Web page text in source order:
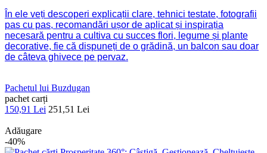
În ele veți descoperi explicații clare, tehnici testate, fotografii
pas cu pas, recomandări ușor de aplicat și inspirația
necesară pentru a cultiva cu succes flori, legume și plante
decorative, fie că dispuneți de o grădină, un balcon sau doar
de câteva ghivece pe pervaz.
Pachetul lui Buzdugan
pachet carți
150,91 Lei 251,51 Lei
Adăugare
-40%